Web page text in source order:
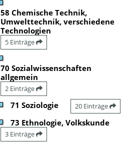
58 Chemische Technik,
Umwelttechnik, verschiedene
Technologien
5 Einträge
70 Sozialwissenschaften
allgemein
2 Einträge
71 Soziologie 20 Einträge
73 Ethnologie, Volkskunde
3 Einträge